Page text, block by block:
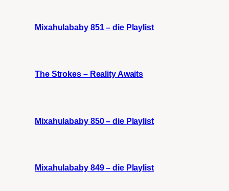
Mixahulababy 851 – die Playlist
The Strokes – Reality Awaits
Mixahulababy 850 – die Playlist
Mixahulababy 849 – die Playlist